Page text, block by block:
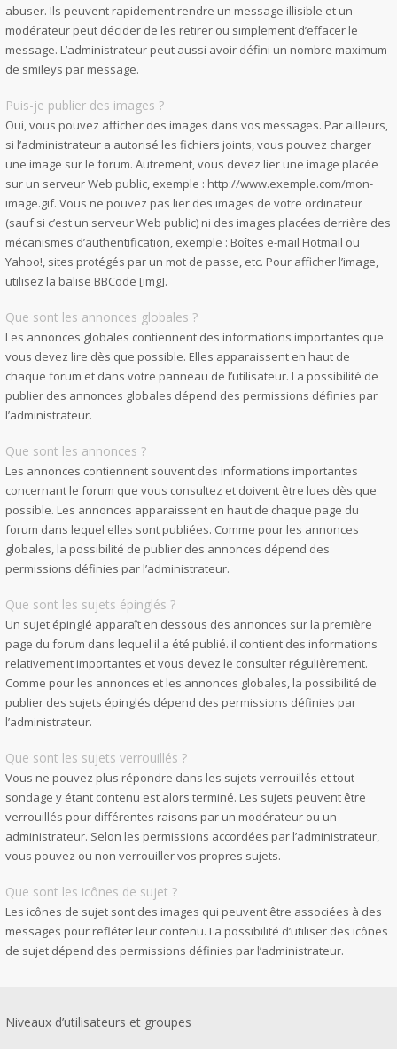
abuser. Ils peuvent rapidement rendre un message illisible et un
modérateur peut décider de les retirer ou simplement d’effacer le
message. L’administrateur peut aussi avoir défini un nombre maximum
de smileys par message.
Puis-je publier des images ?
Oui, vous pouvez afficher des images dans vos messages. Par ailleurs,
si l’administrateur a autorisé les fichiers joints, vous pouvez charger
une image sur le forum. Autrement, vous devez lier une image placée
sur un serveur Web public, exemple : http://www.exemple.com/mon-
image.gif. Vous ne pouvez pas lier des images de votre ordinateur
(sauf si c’est un serveur Web public) ni des images placées derrière des
mécanismes d’authentification, exemple : Boîtes e-mail Hotmail ou
Yahoo!, sites protégés par un mot de passe, etc. Pour afficher l’image,
utilisez la balise BBCode [img].
Que sont les annonces globales ?
Les annonces globales contiennent des informations importantes que
vous devez lire dès que possible. Elles apparaissent en haut de
chaque forum et dans votre panneau de l’utilisateur. La possibilité de
publier des annonces globales dépend des permissions définies par
l’administrateur.
Que sont les annonces ?
Les annonces contiennent souvent des informations importantes
concernant le forum que vous consultez et doivent être lues dès que
possible. Les annonces apparaissent en haut de chaque page du
forum dans lequel elles sont publiées. Comme pour les annonces
globales, la possibilité de publier des annonces dépend des
permissions définies par l’administrateur.
Que sont les sujets épinglés ?
Un sujet épinglé apparaît en dessous des annonces sur la première
page du forum dans lequel il a été publié. il contient des informations
relativement importantes et vous devez le consulter régulièrement.
Comme pour les annonces et les annonces globales, la possibilité de
publier des sujets épinglés dépend des permissions définies par
l’administrateur.
Que sont les sujets verrouillés ?
Vous ne pouvez plus répondre dans les sujets verrouillés et tout
sondage y étant contenu est alors terminé. Les sujets peuvent être
verrouillés pour différentes raisons par un modérateur ou un
administrateur. Selon les permissions accordées par l’administrateur,
vous pouvez ou non verrouiller vos propres sujets.
Que sont les icônes de sujet ?
Les icônes de sujet sont des images qui peuvent être associées à des
messages pour refléter leur contenu. La possibilité d’utiliser des icônes
de sujet dépend des permissions définies par l’administrateur.
Niveaux d’utilisateurs et groupes